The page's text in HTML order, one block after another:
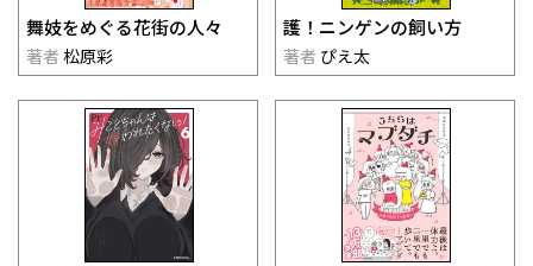
舞妓をめぐる花街の人々
著者 松原彩
護！ニンゲンの飼い方
著者 ぴえ太